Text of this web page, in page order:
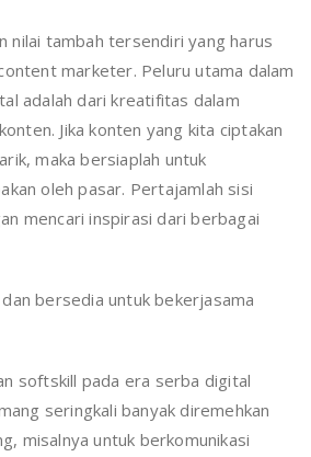
nilai tambah tersendiri yang harus
marketer. Peluru utama dalam
adalah dari kreatifitas dalam
Jika konten yang kita ciptakan
maka bersiaplah untuk
oleh pasar. Pertajamlah sisi
mencari inspirasi dari berbagai
bersedia untuk bekerjasama
softskill pada era serba digital
seringkali banyak diremehkan
misalnya untuk berkomunikasi